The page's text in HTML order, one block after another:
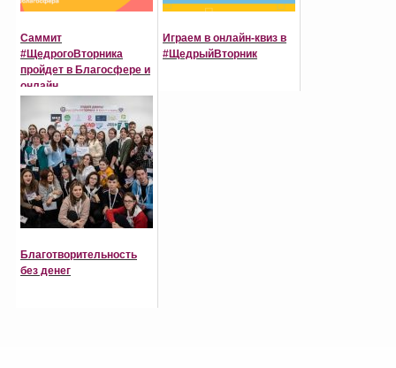
Саммит
#ЩедрогоВторника
пройдет в Благосфере и
онлайн
Играем в онлайн-квиз в
#ЩедрыйВторник
Благотворительность
без денег